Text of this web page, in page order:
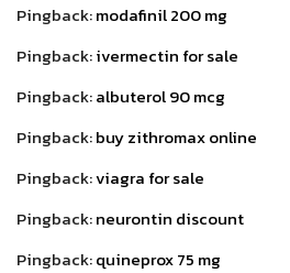
Pingback:modafinil 200 mg
Pingback:ivermectin for sale
Pingback:albuterol 90 mcg
Pingback:buy zithromax online
Pingback:viagra for sale
Pingback:neurontin discount
Pingback:quineprox 75 mg